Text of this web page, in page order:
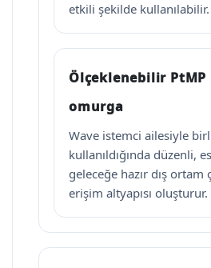
etkili şekilde kullanılabilir.
Ölçeklenebilir PtMP
omurga
Wave istemci ailesiyle
kullanıldığında düzenli,
geleceğe hazır dış ortam
erişim altyapısı oluşturur.